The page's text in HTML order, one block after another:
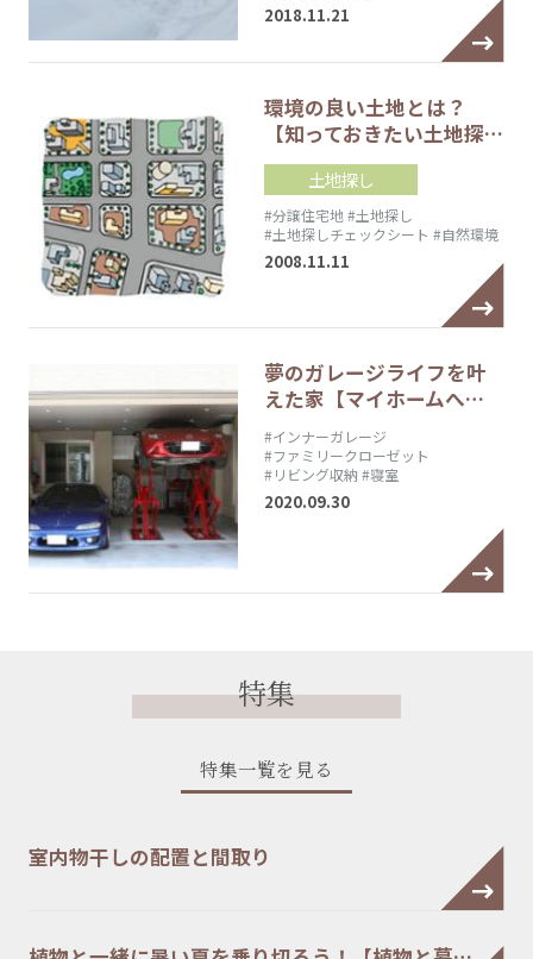
2018.11.21
環境の良い土地とは？
【知っておきたい土地探…
土地探し
#分譲住宅地#土地探し
#土地探しチェックシート #自然環境
2008.11.11
夢のガレージライフを叶
えた家【マイホームへ…
#インナーガレージ
#ファミリークローゼット
#リビング収納 #寝室
2020.09.30
特集
特集一覧を見る
室内物干しの配置と間取り